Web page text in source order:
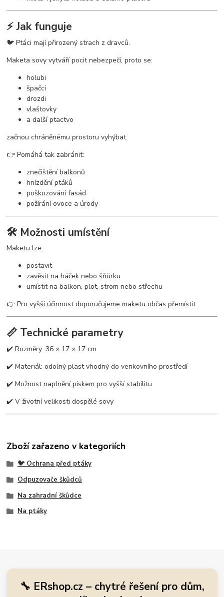
⚡ Jak funguje
🐦 Ptáci mají přirozený strach z dravců.
Maketa sovy vytváří pocit nebezpečí, proto se:
holubi
špačci
drozdi
vlaštovky
a další ptactvo
začnou chráněnému prostoru vyhýbat.
👉 Pomáhá tak zabránit:
znečištění balkonů
hnízdění ptáků
poškozování fasád
požírání ovoce a úrody
🛠️ Možnosti umístění
Maketu lze:
postavit
zavěsit na háček nebo šňůrku
umístit na balkon, plot, strom nebo střechu
👉 Pro vyšší účinnost doporučujeme maketu občas přemístit.
📏 Technické parametry
✔️ Rozměry: 36 × 17 × 17 cm
✔️ Materiál: odolný plast vhodný do venkovního prostředí
✔️ Možnost naplnění pískem pro vyšší stabilitu
✔️ V životní velikosti dospělé sovy
Zboží zařazeno v kategoriích
🐦 Ochrana před ptáky
Odpuzovače škůdců
Na zahradní škůdce
Na ptáky
🔧 ERshop.cz – chytré řešení pro dům,